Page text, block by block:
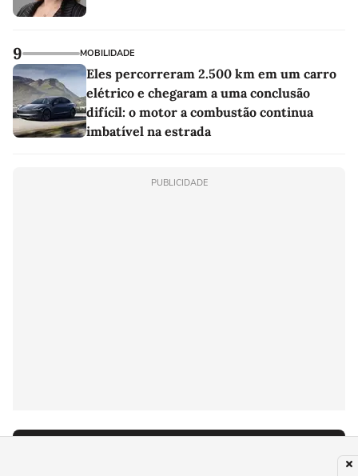
9 MOBILIDADE
Eles percorreram 2.500 km em um carro
elétrico e chegaram a uma conclusão
difícil: o motor a combustão continua
imbatível na estrada
PUBLICIDADE